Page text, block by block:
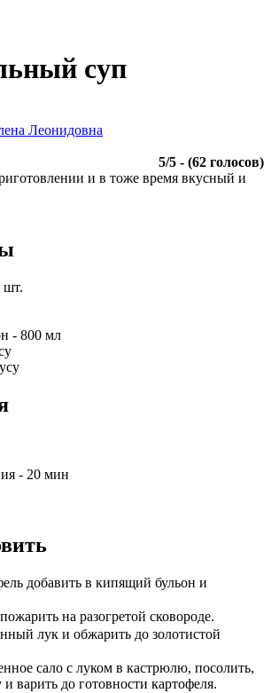
суп
Леонидовна
5/5 - (62 голосов)
и в тоже время вкусный и
шт.
- 800 мл
- 20 мин
добавить в кипящий бульон и
на разогретой сковороде.
лук и обжарить до золотистой
сало с луком в кастрюлю, посолить,
варить до готовности картофеля.